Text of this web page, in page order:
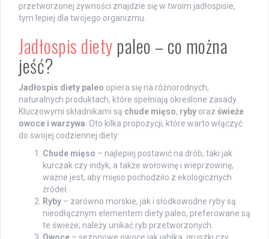
przetworzonej żywności znajdzie się w twoim jadłospisie,
tym lepiej dla twojego organizmu.
Jadłospis diety paleo – co można
jeść?
Jadłospis diety paleo opiera się na różnorodnych,
naturalnych produktach, które spełniają określone zasady.
Kluczowymi składnikami są chude mięso, ryby oraz świeże
owoce i warzywa. Oto kilka propozycji, które warto włączyć
do swojej codziennej diety:
Chude mięso – najlepiej postawić na drób, taki jak
kurczak czy indyk, a także wołowinę i wieprzowinę,
ważne jest, aby mięso pochodziło z ekologicznych
źródeł.
Ryby – zarówno morskie, jak i słodkowodne ryby są
nieodłącznym elementem diety paleo, preferowane są
te świeże; należy unikać ryb przetworzonych.